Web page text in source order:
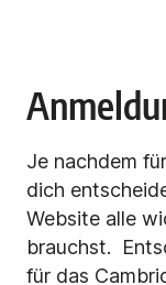
Je nachdem
dich
Website alle
brauchst.
für das